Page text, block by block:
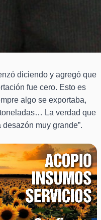
diciendo y agregó que
fue cero. Esto es
algo se exportaba,
La verdad que
muy grande”.